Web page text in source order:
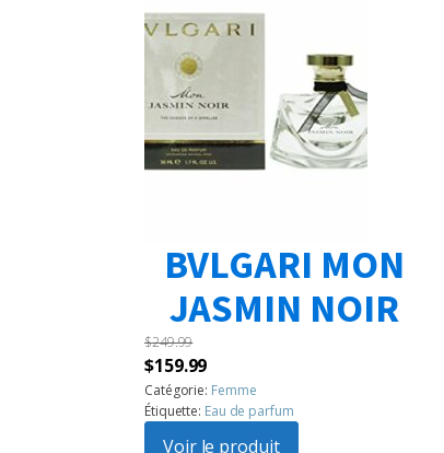
BVLGARI MON
JASMIN NOIR
$249.99
Le
prix
initial
était :
$159.99Le
prix
actuel
est :
Catégorie: Femme
Étiquette: Eau de parfum
Voir le produit